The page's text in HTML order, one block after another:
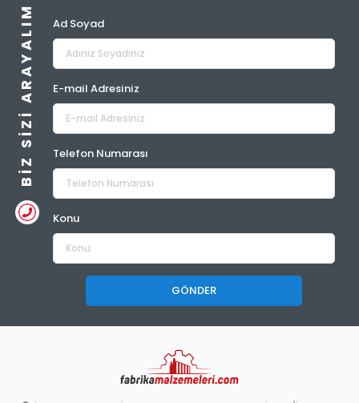
BIZ SIZI ARAYALIM Ad Soyad
E-mail Adresiniz
Telefon Numarası
Konu
GÖNDER